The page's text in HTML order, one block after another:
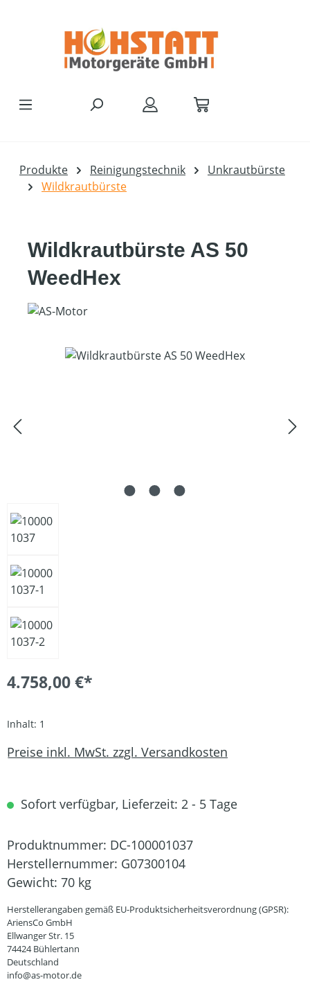
Produkte Reinigungstechnik
Unkrautbürste
Wildkrautbürste
Wildkrautbürste AS 50
WeedHex
Bildergalerie überspringen
4.758,00 €*
Inhalt: 1
Preise inkl. MwSt. zzgl. Versandkosten
Sofort verfügbar, Lieferzeit: 2 - 5 Tage
Produktnummer: DC-100001037
Herstellernummer: G07300104
Gewicht: 70 kg
Herstellerangaben gemäß EU-Produktsicherheitsverordnung (GPSR):
AriensCo GmbH
Ellwanger Str. 15
74424 Bühlertann
Deutschland
info@as-motor.de